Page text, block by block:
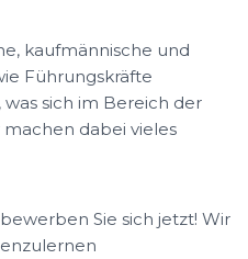
kaufmännische und
Führungskräfte
sich im Bereich der
dabei vieles
Sie sich jetzt! Wir